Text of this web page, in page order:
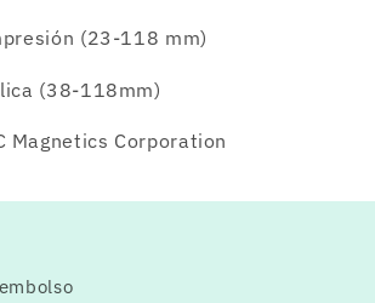
(23-118 mm)
(38-118mm)
Magnetics Corporation